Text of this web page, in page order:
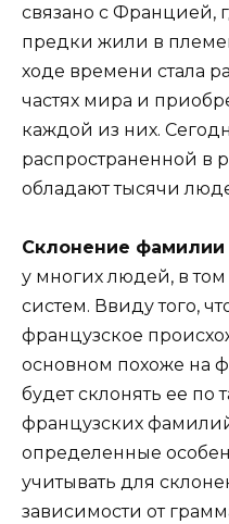
связано с Францией,
предки жили в
ходе времени стала
частях мира и
каждой из них.
распространенной в
обладают тысячи
Склонение фамилии
у многих людей, в
систем. Ввиду того,
французское
основном похоже на
будет склонять ее по
французских
определенные
учитывать для
зависимости от